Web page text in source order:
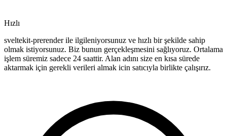
Hızlı
sveltekit-prerender ile ilgileniyorsunuz ve hızlı bir şekilde sahip
olmak istiyorsunuz. Biz bunun gerçekleşmesini sağlıyoruz. Ortalama
işlem süremiz sadece 24 saattir. Alan adını size en kısa sürede
aktarmak için gerekli verileri almak icin satıcıyla birlikte çalışırız.